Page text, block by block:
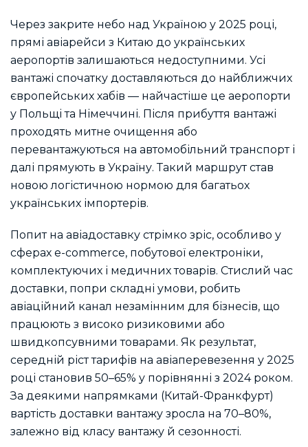
Через закрите небо над Україною у 2025 році,
прямі авіарейси з Китаю до українських
аеропортів залишаються недоступними. Усі
вантажі спочатку доставляються до найближчих
європейських хабів — найчастіше це аеропорти
у Польщі та Німеччині. Після прибуття вантажі
проходять митне очищення або
перевантажуються на автомобільний транспорт і
далі прямують в Україну. Такий маршрут став
новою логістичною нормою для багатьох
українських імпортерів.
Попит на авіадоставку стрімко зріс, особливо у
сферах e-commerce, побутової електроніки,
комплектуючих і медичних товарів. Стислий час
доставки, попри складні умови, робить
авіаційний канал незамінним для бізнесів, що
працюють з високо ризиковими або
швидкопсувними товарами. Як результат,
середній ріст тарифів на авіаперевезення у 2025
році становив 50–65% у порівнянні з 2024 роком.
За деякими напрямками (Китай-Франкфурт)
вартість доставки вантажу зросла на 70–80%,
залежно від класу вантажу й сезонності.